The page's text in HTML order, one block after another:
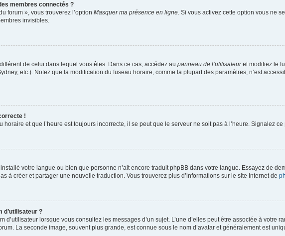
membres connectés ?
forum », vous trouverez l’option Masquer ma présence en ligne . Si vous activez cette option vous ne
invisibles.
de celui dans lequel vous êtes. Dans ce cas, accédez au panneau de l’utilisateuret modifiez le
etc.). Notez que la modification du fuseau horaire, comme la plupart des paramètres, n’est
!
et que l’heure est toujours incorrecte, il se peut que le serveur ne soit pas à l’heure. Signalez
votre langue ou bien que personne n’ait encore traduit phpBB dans votre langue. Essayez de
à créer et partager une nouvelle traduction. Vous trouverez plus d’informations sur le site Internet de
d’utilisateur ?
d’utilisateur lorsque vous consultez les messages d’un sujet. L’une d’elles peut être associée à votre
La seconde image, souvent plus grande, est connue sous le nom d’avatar et généralement est